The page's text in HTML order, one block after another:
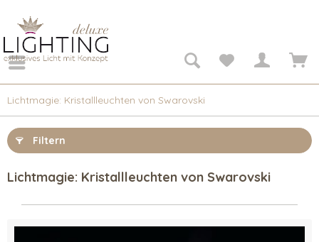
Lichtmagie: Kristallleuchten von Swarovski
Filtern
Lichtmagie: Kristallleuchten von Swarovski